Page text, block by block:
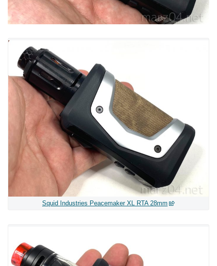
Squid Industries Peacemaker XL RTA 28mm